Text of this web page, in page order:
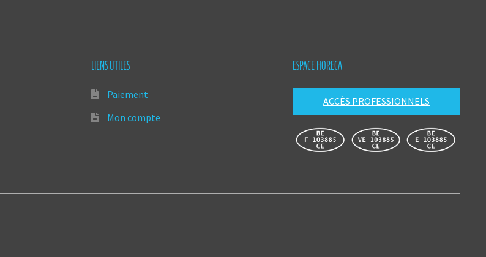
LIENS UTILES
Paiement
Mon compte
ESPACE HORECA
ACCÈS PROFESSIONNELS